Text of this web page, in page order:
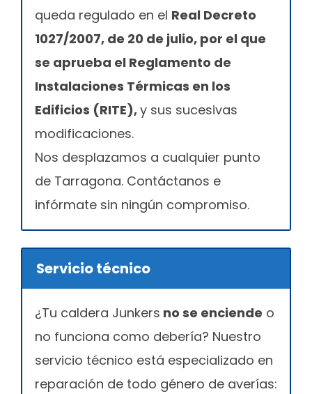
queda regulado en el Real Decreto
1027/2007, de 20 de julio, por el que
se aprueba el Reglamento de
Instalaciones Térmicas en los
Edificios (RITE),y sus sucesivas
modificaciones.
Nos desplazamos a cualquier punto
de Tarragona. Contáctanos e
infórmate sin ningún compromiso.
Servicio técnico
¿Tu caldera Junkers no se enciende o
no funciona como debería? Nuestro
servicio técnico está especializado en
reparación de todo género de averías: